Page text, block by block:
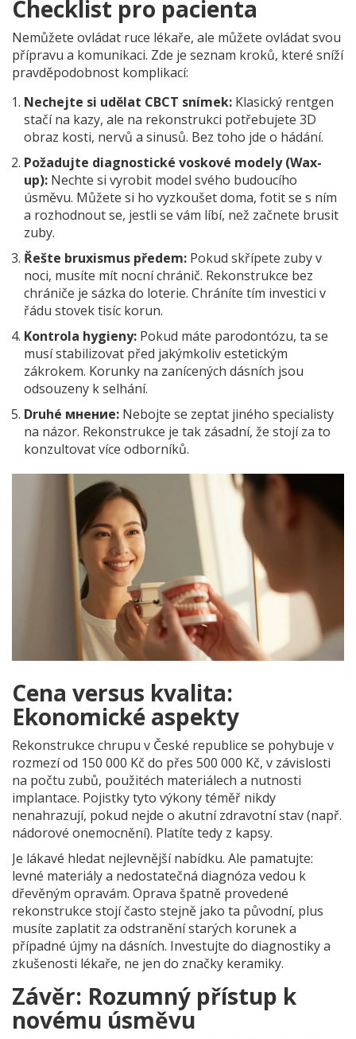
Checklist pro pacienta
Nemůžete ovládat ruce lékaře, ale můžete ovládat svou
přípravu a komunikaci. Zde je seznam kroků, které sníží
pravděpodobnost komplikací:
Nechejte si udělat CBCT snímek: Klasický rentgen
stačí na kazy, ale na rekonstrukci potřebujete 3D
obraz kosti, nervů a sinusů. Bez toho jde o hádání.
Požadujte diagnostické voskové modely (Wax-
up): Nechte si vyrobit model svého budoucího
úsměvu. Můžete si ho vyzkoušet doma, fotit se s ním
a rozhodnout se, jestli se vám líbí, než začnete brusit
zuby.
Řešte bruxismus předem: Pokud skřípete zuby v
noci, musíte mít nocní chránič. Rekonstrukce bez
chrániče je sázka do loterie. Chráníte tím investici v
řádu stovek tisíc korun.
Kontrola hygieny: Pokud máte parodontózu, ta se
musí stabilizovat před jakýmkoliv estetickým
zákrokem. Korunky na zanícených dásních jsou
odsouzeny k selhání.
Druhé мнение: Nebojte se zeptat jiného specialisty
na názor. Rekonstrukce je tak zásadní, že stojí za to
konzultovat více odborníků.
Cena versus kvalita:
Ekonomické aspekty
Rekonstrukce chrupu v České republice se pohybuje v
rozmezí od 150 000 Kč do přes 500 000 Kč, v závislosti
na počtu zubů, použitéch materiálech a nutnosti
implantace. Pojistky tyto výkony téměř nikdy
nenahrazují, pokud nejde o akutní zdravotní stav (např.
nádorové onemocnění). Platíte tedy z kapsy.
Je lákavé hledat nejlevnější nabídku. Ale pamatujte:
levné materiály a nedostatečná diagnóza vedou k
dřevěným opravám. Oprava špatně provedené
rekonstrukce stojí často stejně jako ta původní, plus
musíte zaplatit za odstranění starých korunek a
případné újmy na dásních. Investujte do diagnostiky a
zkušenosti lékaře, ne jen do značky keramiky.
Závěr: Rozumný přístup k
novému úsměvu